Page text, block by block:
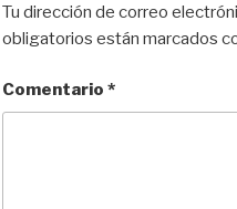
Tu dirección de correo
obligatorios están marcados
Comentario *